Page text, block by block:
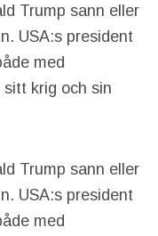
Trump sann eller
USA:s president
med
krig och sin
Trump sann eller
USA:s president
med